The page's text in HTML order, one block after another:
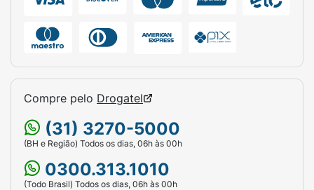
Validade do produto:
Largura da fita:5cm;
Peso bruto embalado: 97 gramas.
Conteúdo da Embalagem
Compre pelo Drogatel
(31) 3270-5000
(BH e Região) Todos os dias, 06h às 00h
0300.313.1010
(Todo Brasil) Todos os dias, 06h às 00h